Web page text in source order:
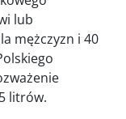
lub
mężczyzn i 40
litrów.